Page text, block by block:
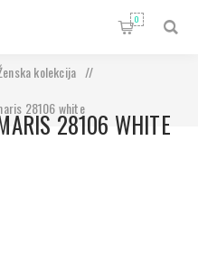
0
kolekcija
/
28106 white28106 WHITE